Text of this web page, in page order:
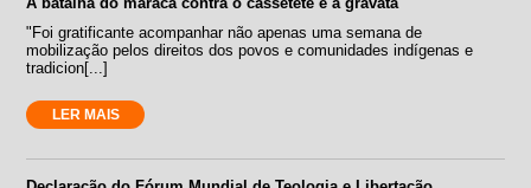
"Foi gratificante acompanhar não apenas uma semana de
mobilização pelos direitos dos povos e comunidades indígenas e
tradicion[...]
LER MAIS